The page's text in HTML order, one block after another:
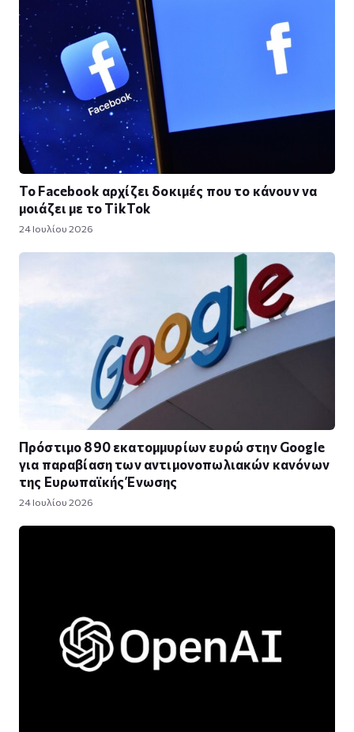
Το Facebook αρχίζει δοκιμές που το κάνουν να
μοιάζει με το TikTok
24 Ιουλίου 2026
Πρόστιμο 890 εκατομμυρίων ευρώ στην Google
για παραβίαση των αντιμονοπωλιακών κανόνων
της Ευρωπαϊκής Ένωσης
24 Ιουλίου 2026